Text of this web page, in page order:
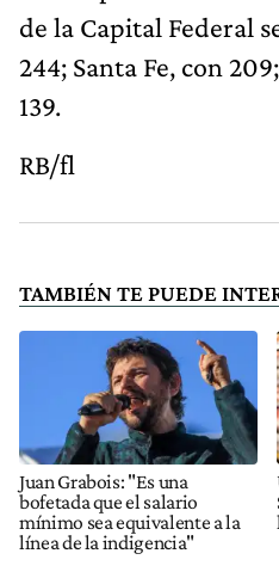
de la Capital Federal
244; Santa Fe, con
139.
RB/fl
TAMBIÉN TE PUEDE
Juan Grabois: "Es una
bofetada que el salario
mínimo sea equivalente a la
línea de la indigencia"